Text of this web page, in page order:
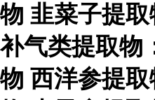
物 韭菜子提
补气类提取物
物 西洋参提取